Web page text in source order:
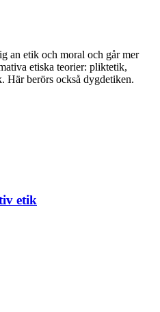
an etik och moral och går mer
etiska teorier: pliktetik,
Här berörs också dygdetiken.
etik